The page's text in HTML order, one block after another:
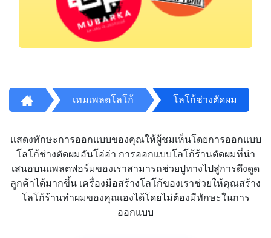
เทมเพลตโลโก้ โลโก้ช่างตัดผม
แสดงทักษะการออกแบบของคุณให้ผู้ชมเห็นโดยการออกแบบ
โลโก้ช่างตัดผมอันโอ่อ่า การออกแบบโลโก้ร้านตัดผมที่นำ
เสนอบนแพลตฟอร์มของเราสามารถช่วยปูทางไปสู่การดึงดูด
ลูกค้าได้มากขึ้น เครื่องมือสร้างโลโก้ของเราช่วยให้คุณสร้าง
โลโก้ร้านทำผมของคุณเองได้โดยไม่ต้องมีทักษะในการ
ออกแบบ